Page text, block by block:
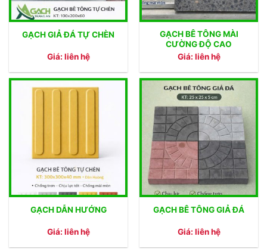
GẠCH GIẢ ĐÁ TỰ CHÈN
Giá: liên hệ
GẠCH BÊ TÔNG MÀI
CƯỜNG ĐỘ CAO
Giá: liên hệ
GẠCH DẪN HƯỚNG
Giá: liên hệ
GẠCH BÊ TÔNG GIẢ ĐÁ
Giá: liên hệ